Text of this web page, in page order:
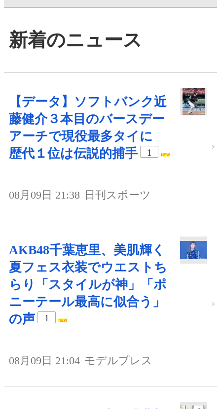
新着のニュース
【データ】ソフトバンク近
藤健介３本目のバースデー
アーチで現役最多タイに
歴代１位は伝説的捕手
1
08月09日 21:38 日刊スポーツ
AKB48千葉恵里、美肌輝く
夏フェス衣装でウエストち
らり「スタイルが神」「ポ
ニーテール最高に似合う」
の声
1
08月09日 21:04 モデルプレス